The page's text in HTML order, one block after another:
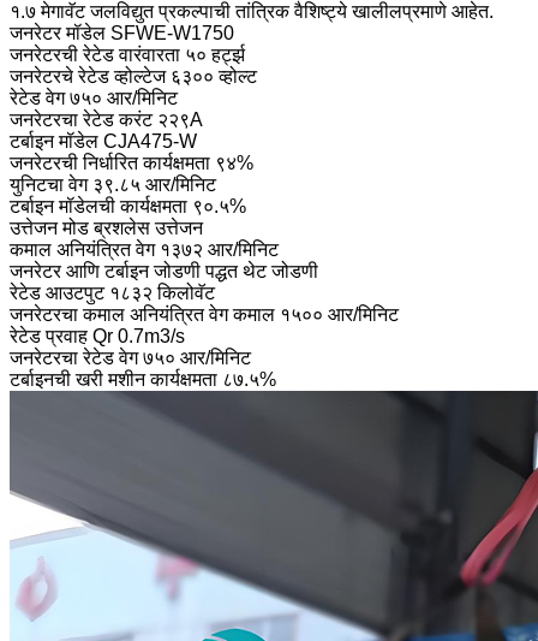
१.७ मेगावॅट जलविद्युत प्रकल्पाची तांत्रिक वैशिष्ट्ये खालीलप्रमाणे आहेत.
जनरेटर मॉडेल SFWE-W1750
जनरेटरची रेटेड वारंवारता ५० हर्ट्झ
जनरेटरचे रेटेड व्होल्टेज ६३०० व्होल्ट
रेटेड वेग ७५० आर/मिनिट
जनरेटरचा रेटेड करंट २२९A
टर्बाइन मॉडेल CJA475-W
जनरेटरची निर्धारित कार्यक्षमता ९४%
युनिटचा वेग ३९.८५ आर/मिनिट
टर्बाइन मॉडेलची कार्यक्षमता ९०.५%
उत्तेजन मोड ब्रशलेस उत्तेजन
कमाल अनियंत्रित वेग १३७२ आर/मिनिट
जनरेटर आणि टर्बाइन जोडणी पद्धत थेट जोडणी
रेटेड आउटपुट १८३२ किलोवॅट
जनरेटरचा कमाल अनियंत्रित वेग कमाल १५०० आर/मिनिट
रेटेड प्रवाह Qr 0.7m3/s
जनरेटरचा रेटेड वेग ७५० आर/मिनिट
टर्बाइनची खरी मशीन कार्यक्षमता ८७.५%